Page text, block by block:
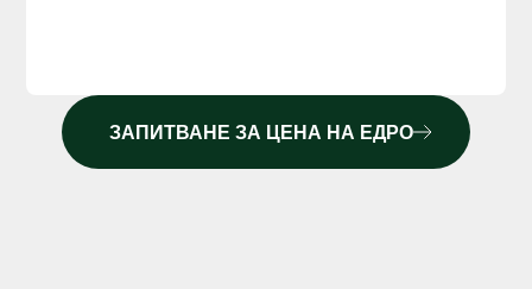
ЗАПИТВАНЕ ЗА ЦЕНА НА ЕДРО